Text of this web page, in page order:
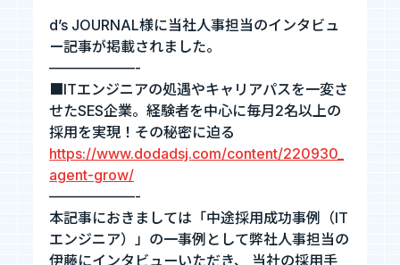
IR情報
お知らせ
お問い合わせ
暴力団等反社会的勢力排除宣言
プライバシーポリシー
d’s JOURNAL様に当社人事担当のインタビュ
ー記事が掲載されました。
——————-
■ITエンジニアの処遇やキャリアパスを一変さ
せたSES企業。経験者を中心に毎月2名以上の
採用を実現！その秘密に迫る
https://www.dodadsj.com/content/220930_
agent-grow/
——————-
本記事におきましては「中途採用成功事例（IT
エンジニア）」の一事例として弊社人事担当の
伊藤にインタビューいただき、 当社の採用手